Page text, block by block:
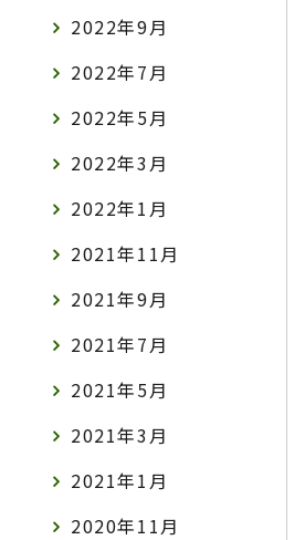
2022年9月
2022年7月
2022年5月
2022年3月
2022年1月
2021年11月
2021年9月
2021年7月
2021年5月
2021年3月
2021年1月
2020年11月